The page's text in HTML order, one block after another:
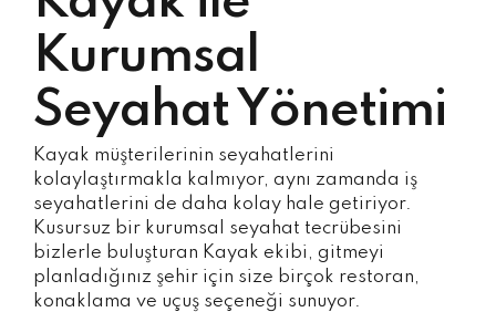
Kurumsal
Seyahat Yönetimi
Kayak müşterilerinin seyahatlerini
kolaylaştırmakla kalmıyor, aynı zamanda iş
seyahatlerini de daha kolay hale getiriyor.
Kusursuz bir kurumsal seyahat tecrübesini
bizlerle buluşturan Kayak ekibi, gitmeyi
planladığınız şehir için size birçok restoran,
konaklama ve uçuş seçeneği sunuyor.